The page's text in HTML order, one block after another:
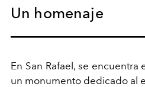
Un homenaje
En San Rafael, se encuentra
un monumento dedicado al